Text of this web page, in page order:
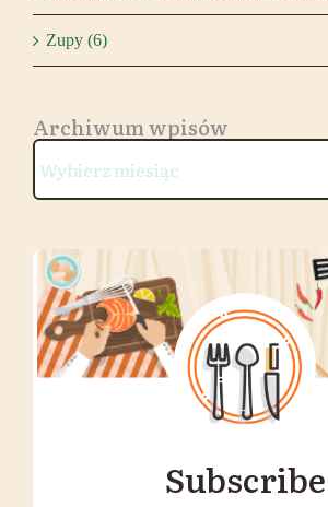
Zupy (6)
Archiwum wpisów
wpisów
Subscribe